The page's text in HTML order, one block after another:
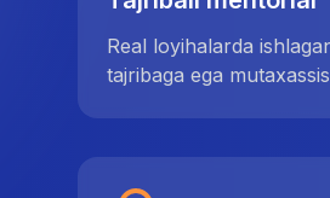
Real loyihalarda
tajribaga ega